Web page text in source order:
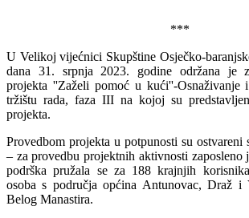
***
U Velikoj vijećnici Skupštine Osječko-
dana 31. srpnja 2023. godine održana je
projekta ''Zaželi pomoć u kući''-Osnaživanje
tržištu rada, faza III na kojoj su
projekta.
Provedbom projekta u potpunosti su ostvareni
– za provedbu projektnih aktivnosti zaposleno
podrška pružala se za 188 krajnjih
osoba s područja općina Antunovac, Draž i
Belog Manastira.